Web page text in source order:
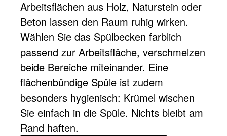
Arbeitsflächen aus Holz, Naturstein oder
Beton lassen den Raum ruhig wirken.
Wählen Sie das Spülbecken farblich
passend zur Arbeitsfläche, verschmelzen
beide Bereiche miteinander. Eine
flächenbündige Spüle ist zudem
besonders hygienisch: Krümel wischen
Sie einfach in die Spüle. Nichts bleibt am
Rand haften.